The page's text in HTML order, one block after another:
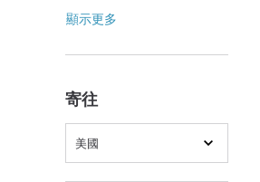
顯示更多
寄往
美國